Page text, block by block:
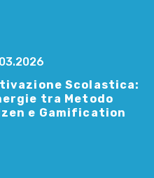
Scolastica:
tra Metodo
e Gamification